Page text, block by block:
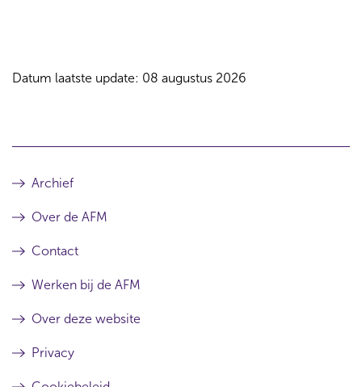
Datum laatste update: 08 augustus 2026
Archief
Over de AFM
Contact
Werken bij de AFM
Over deze website
Privacy